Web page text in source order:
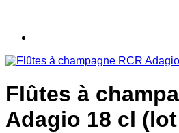
Flûtes à
Adagio 18 cl